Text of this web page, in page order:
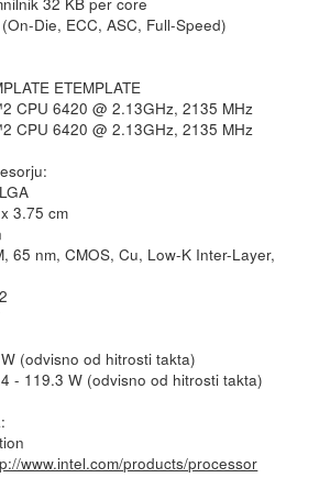
Die, ECC, ASC, Full-Speed)
ETEMPLATE
CPU 6420 @ 2.13GHz, 2135 MHz
CPU 6420 @ 2.13GHz, 2135 MHz
3.75 cm
65 nm, CMOS, Cu, Low-K Inter-Layer,
(odvisno od hitrosti takta)
- 119.3 W (odvisno od hitrosti takta)
www.intel.com/products/processor